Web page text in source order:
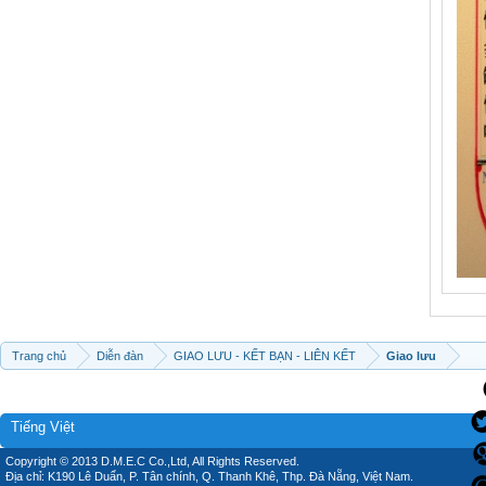
Trang chủ Diễn đàn GIAO LƯU - KẾT BẠN - LIÊN KẾT Giao lưu
Tiếng Việt
Copyright © 2013 D.M.E.C Co.,Ltd, All Rights Reserved.
Địa chỉ: K190 Lê Duẩn, P. Tân chính, Q. Thanh Khê, Thp. Đà Nẵng, Việt Nam.